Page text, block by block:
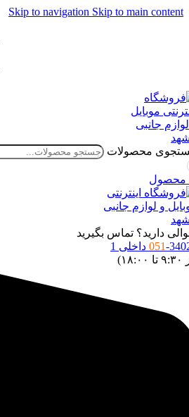
Skip to navigation Skip to main content
محصولات
محصول
دارید؟ تماس بگیرید
051داخلی 1